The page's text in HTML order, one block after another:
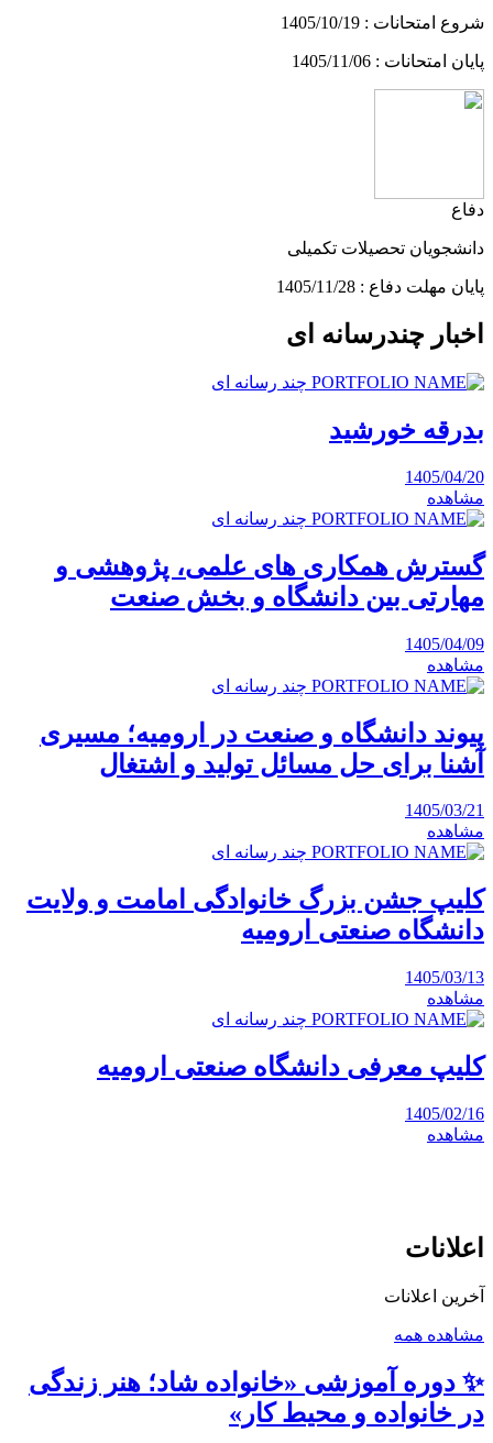
شروع امتحانات : 1405/10/19
پایان امتحانات : 1405/11/06
دفاع
دانشجویان تحصیلات تکمیلی
پایان مهلت دفاع : 1405/11/28
اخبار چندرسانه ای
چند رسانه ای
بدرقه خورشید
1405/04/20
مشاهده
چند رسانه ای
گسترش همکاری های علمی، پژوهشی و
مهارتی بین دانشگاه و بخش صنعت
1405/04/09
مشاهده
چند رسانه ای
پیوند دانشگاه و صنعت در ارومیه؛ مسیری
آشنا برای حل مسائل تولید و اشتغال
1405/03/21
مشاهده
چند رسانه ای
کلیپ جشن بزرگ خانوادگی امامت و ولایت
دانشگاه صنعتی ارومیه
1405/03/13
مشاهده
چند رسانه ای
کلیپ معرفی دانشگاه صنعتی ارومیه
1405/02/16
مشاهده
اعلانات
آخرین اعلانات
مشاهده همه
✨ دوره آموزشی «خانواده شاد؛ هنر زندگی
در خانواده و محیط کار»